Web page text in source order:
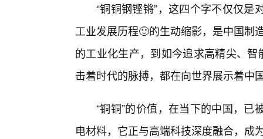
“铜铜钢铿锵”，这四个字不仅仅
工业发展历程🙂的生动缩影，是中国制
的工业化生产，到如今追求高精尖、
击着时代的脉搏，都在向世界展示着中
“铜铜”的价值，在当下的中国，
电材料，它正与高端科技深度融合，成